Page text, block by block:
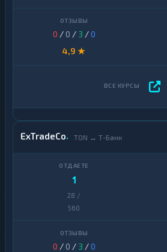
0 / 0 / 3 /0
4,9 ★
ExTradeCo TON ↔ Т-Банк
1
28 /
560
0 / 0 / 3 /0